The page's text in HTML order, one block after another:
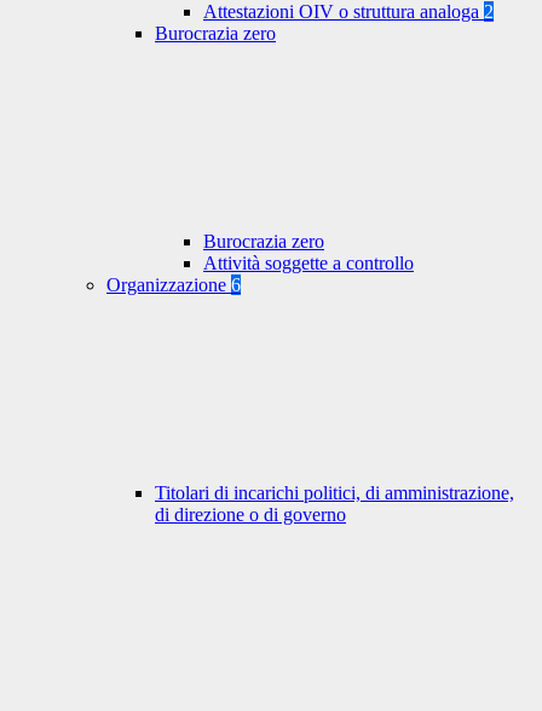
Attestazioni OIV o struttura analoga 2
Burocrazia zero
Burocrazia zero
Attività soggette a controllo
Organizzazione 6
Titolari di incarichi politici, di amministrazione,
di direzione o di governo